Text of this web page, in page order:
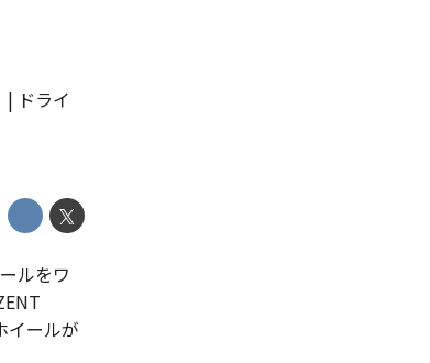
| ドライ
ルをワ
イールが